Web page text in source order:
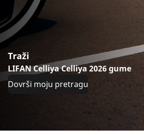
Traži
LIFAN Celliya Celliya 2026 gume
Dovrši moju pretragu